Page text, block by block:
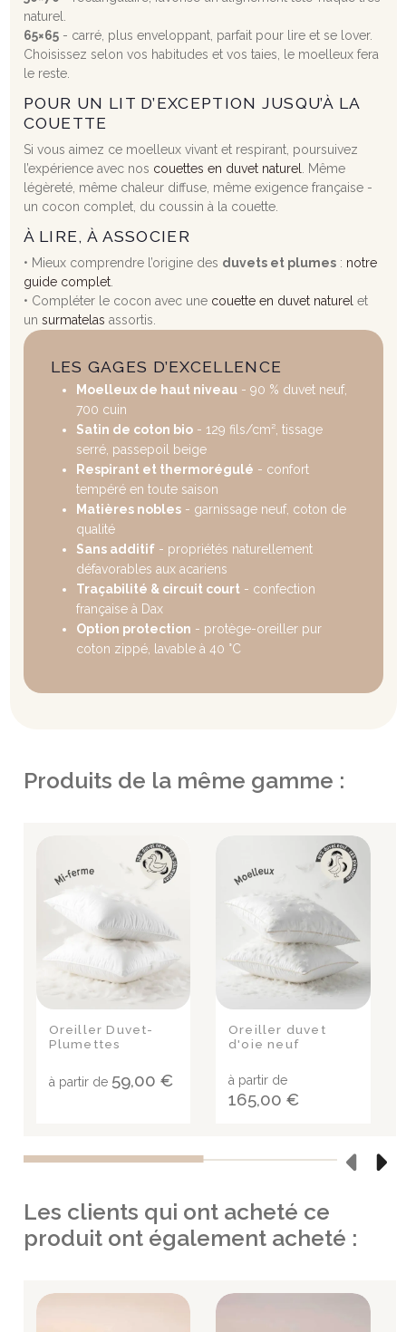
naturel.
65×65- carré, plus enveloppant, parfait pour lire et se lover.
Choisissez selon vos habitudes et vos taies, le moelleux fera
le reste.
POUR UN LIT D’EXCEPTION JUSQU’À LA
COUETTE
Si vous aimez ce moelleux vivant et respirant, poursuivez
l’expérience avec nos couettes en duvet naturel. Même
légèreté, même chaleur diffuse, même exigence française -
un cocon complet, du coussin à la couette.
À LIRE, À ASSOCIER
• Mieux comprendre l’origine des duvets et plumes: notre
guide complet.
• Compléter le cocon avec une couette en duvet naturelet
un surmatelas assortis.
LES GAGES D’EXCELLENCE
Moelleux de haut niveau- 90 % duvet neuf,
700 cuin
Satin de coton bio- 129 fils/cm², tissage
serré, passepoil beige
Respirant et thermorégulé - confort
tempéré en toute saison
Matières nobles- garnissage neuf, coton de
qualité
Sans additif- propriétés naturellement
défavorables aux acariens
Traçabilité & circuit court- confection
française à Dax
Option protection - protège-oreiller pur
coton zippé, lavable à 40 °C
Produits de la même gamme :
Oreiller Duvet-
Plumettes
à partir de 59,00 €
Oreiller duvet
d'oie neuf
à partir de
165,00 €
Les clients qui ont acheté ce
produit ont également acheté :